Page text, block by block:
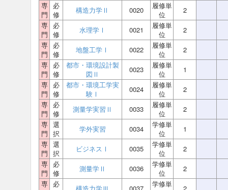
専
門
必
修
構造力学Ⅱ 0020
履修単
位
2
専
門
必
修
水理学Ⅰ 0021
履修単
位
2
専
門
必
修
地盤工学Ⅰ 0022
履修単
位
2
専
門
必
修
都市・環境設計製
図Ⅱ
0023
履修単
位
1
専
門
必
修
都市・環境工学実
験Ⅰ
0024
履修単
位
2
専
門
必
修
測量学実習Ⅱ 0033
履修単
位
2
専
門
選
択
学外実習 0034
学修単
位
1
専
門
選
択
ビジネスⅠ 0035
学修単
位
2
専
門
必
修
測量学Ⅱ 0036
学修単
位
2
専
必
学修単